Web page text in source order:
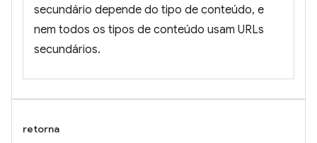
secundário depende do tipo de conteúdo, e
nem todos os tipos de conteúdo usam URLs
secundários.
retorna